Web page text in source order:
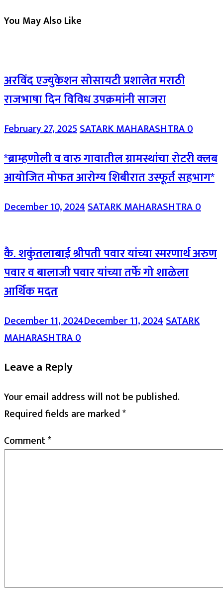
You May Also Like
अरविंद एज्युकेशन सोसायटी प्रशालेत मराठी
राजभाषा दिन विविध उपक्रमांनी साजरा
February 27, 2025SATARK MAHARASHTRA0
*ब्राम्हणोली व वारु गावातील ग्रामस्थांचा रोटरी क्लब
आयोजित मोफत आरोग्य शिबीरात उस्फूर्त सहभाग*
December 10, 2024SATARK MAHARASHTRA0
कै. शकुंतलाबाई श्रीपती पवार यांच्या स्मरणार्थ अरुण
पवार व बालाजी पवार यांच्या तर्फे गो शाळेला
आर्थिक मदत
December 11, 2024December 11, 2024SATARK
MAHARASHTRA0
Leave a Reply
Your email address will not be published.
Required fields are marked*
Comment*